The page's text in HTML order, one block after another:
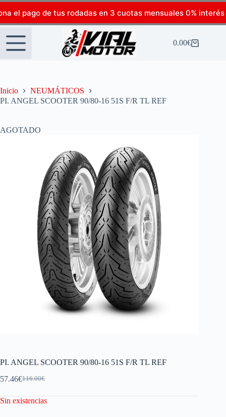
el pago de tus rodadas en 3 cuotas mensuales 0% interés
0.00€
Inicio
NEUMÁTICOS
PI. ANGEL SCOOTER 90/80-16 51S F/R TL REF
AGOTADO
PI. ANGEL SCOOTER 90/80-16 51S F/R TL REF
116.00€
57.46€
Sin existencias